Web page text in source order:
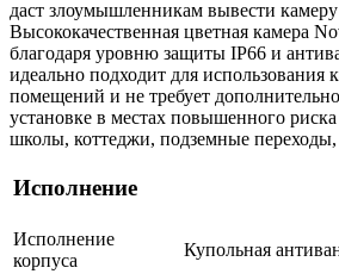
даст злоумышленникам вывести камеру
Высококачественная цветная камера
благодаря уровню защиты IP66 и
идеально подходит для использования
помещений и не требует
установке в местах повышенного
школы, коттеджи, подземные
Исполнение
Исполнение
корпуса
Купольная